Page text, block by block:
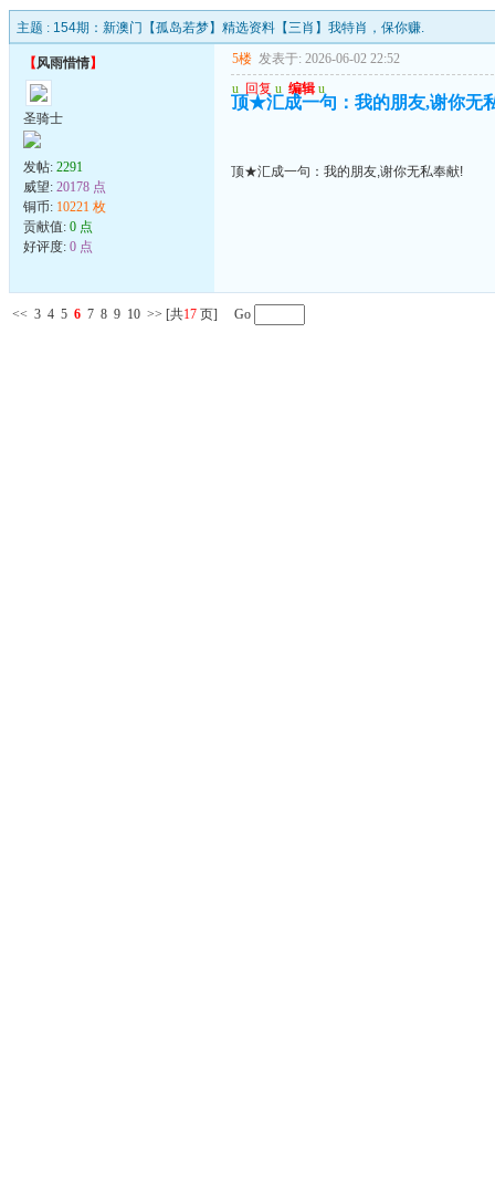
主题 : 154期：新澳门【孤岛若梦】精选资料【三肖】我特肖，保你赚.
【风雨惜情】
圣骑士
发帖: 2291
威望: 20178 点
铜币: 10221 枚
贡献值: 0 点
好评度: 0 点
5楼 发表于: 2026-06-02 22:52
u 回复 u 编辑 u
顶★汇成一句：我的朋友,谢你无
顶★汇成一句：我的朋友,谢你无私奉献!
<< 3 4 5 6 7 8 9 10 >> [共17 页] Go